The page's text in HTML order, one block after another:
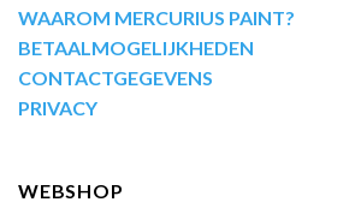
WAAROM MERCURIUS PAINT?
BETAALMOGELIJKHEDEN
CONTACTGEGEVENS
PRIVACY
WEBSHOP